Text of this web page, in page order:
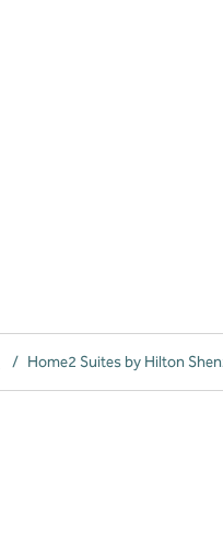
/ Home2 Suites by Hilton